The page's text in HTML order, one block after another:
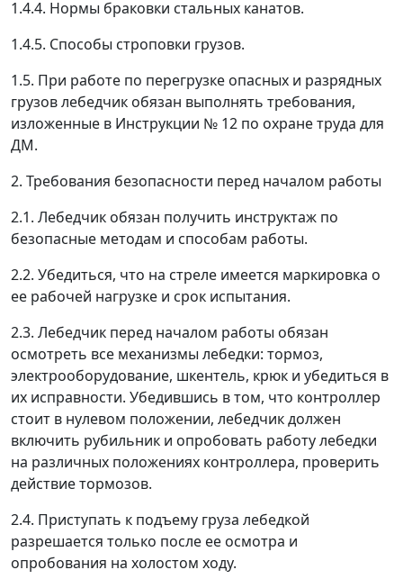
1.4.4. Нормы браковки стальных канатов.
1.4.5. Способы строповки грузов.
1.5. При работе по перегрузке опасных и разрядных
грузов лебедчик обязан выполнять требования,
изложенные в Инструкции № 12 по охране труда для
ДМ.
2. Требования безопасности перед началом работы
2.1. Лебедчик обязан получить инструктаж по
безопасные методам и способам работы.
2.2. Убедиться, что на стреле имеется маркировка о
ее рабочей нагрузке и срок испытания.
2.3. Лебедчик перед началом работы обязан
осмотреть все механизмы лебедки: тормоз,
электрооборудование, шкентель, крюк и убедиться в
их исправности. Убедившись в том, что контроллер
стоит в нулевом положении, лебедчик должен
включить рубильник и опробовать работу лебедки
на различных положениях контроллера, проверить
действие тормозов.
2.4. Приступать к подъему груза лебедкой
разрешается только после ее осмотра и
опробования на холостом ходу.